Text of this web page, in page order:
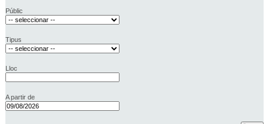
Públic
Tipus
Lloc
A partir de